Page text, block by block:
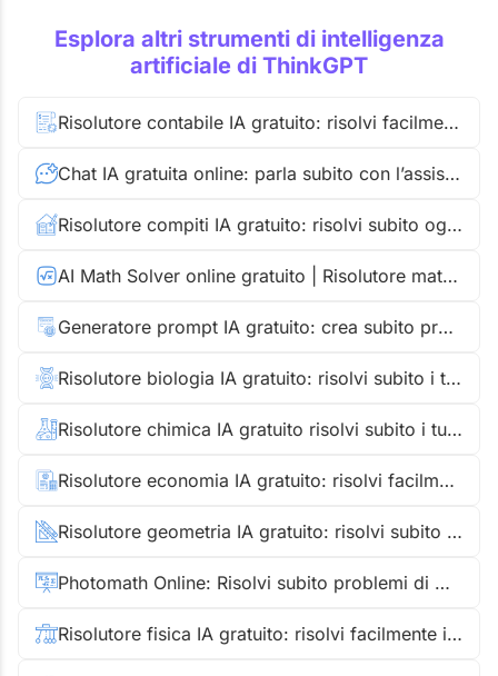
Esplora altri strumenti di intelligenza
artificiale di ThinkGPT
Risolutore contabile IA gratuito: risolvi facilmente i tuoi problemi contabili
Chat IA gratuita online: parla subito con l’assistente IA
Risolutore compiti IA gratuito: risolvi subito ogni domanda di compiti
AI Math Solver online gratuito | Risolutore matematico IA passo-passo
Generatore prompt IA gratuito: crea subito prompt efficaci per ChatGPT
Risolutore biologia IA gratuito: risolvi subito i tuoi problemi di biologia
Risolutore chimica IA gratuito risolvi subito i tuoi problemi chimica
Risolutore economia IA gratuito: risolvi facilmente tutti i tuoi problemi di economia
Risolutore geometria IA gratuito: risolvi subito i tuoi problemi di geometria
Photomath Online: Risolvi subito problemi di matematica
Risolutore fisica IA gratuito: risolvi facilmente i tuoi problemi di fisica passo passo